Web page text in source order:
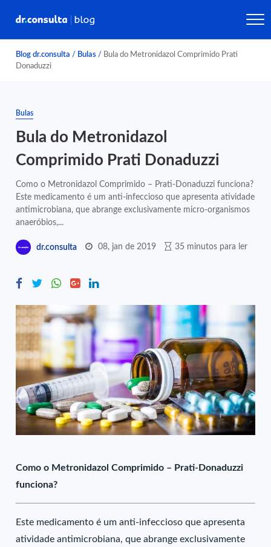
Blog dr.consulta / Bulas / Bula do Metronidazol Comprimido Prati
Donaduzzi
Bulas
Bula do Metronidazol
Comprimido Prati Donaduzzi
Como o Metronidazol Comprimido – Prati-Donaduzzi funciona?
Este medicamento é um anti-infeccioso que apresenta atividade
antimicrobiana, que abrange exclusivamente micro-organismos
anaeróbios,...
dr.consulta 08, jan de 2019 35 minutos para ler
Como o Metronidazol Comprimido – Prati-Donaduzzi
funciona?
Este medicamento é um anti-infeccioso que apresenta
atividade antimicrobiana, que abrange exclusivamente